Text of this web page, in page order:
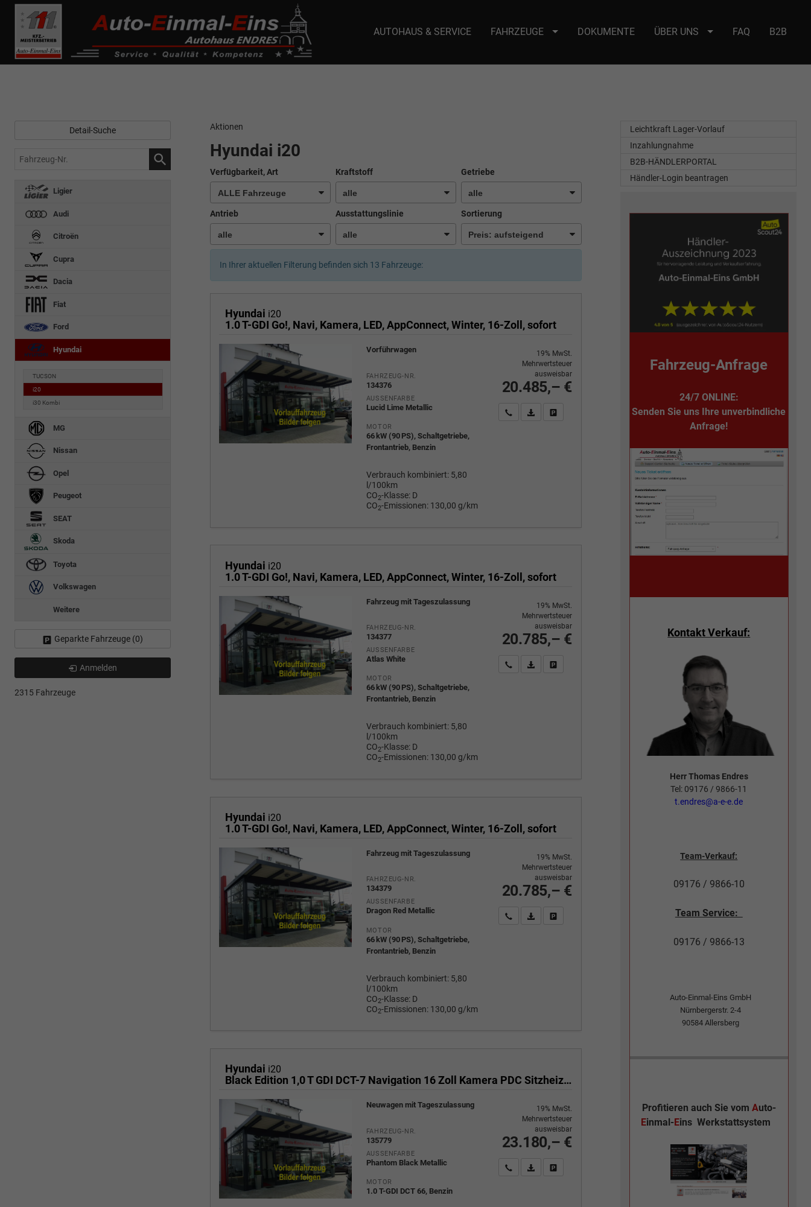
------------ Host Name : selector1._domainkey Points to address or value: selector1-aee-de0k._domainkey.autoeinmaleins.onmicrosoft.com Host Name : selector2._domainkey Points to address or value: selector2-aee-
de0k._domainkey.autoeinmaleins.onmicrosoft.com
AUTOHAUS & SERVICE FAHRZEUGE DOKUMENTE ÜBER UNS FAQ B2B
Aktionen
Hyundai i20
Verfügbarkeit, Art Kraftstoff Getriebe
Antrieb Ausstattungslinie Sortierung
In Ihrer aktuellen Filterung befinden sich 13 Fahrzeuge:
Hyundai i20
1.0 T-GDI Go!, Navi, Kamera, LED, AppConnect, Winter, 16-Zoll, sofort
Vorführwagen
FAHRZEUG-NR.
134376
AUSSENFARBE
Lucid Lime Metallic
MOTOR
66 kW (90 PS), Schaltgetriebe,
Frontantrieb, Benzin
Verbrauch kombiniert: 5,80
l/100km
CO2-Klasse: D
CO2-Emissionen: 130,00 g/km
20.485,– €
19% MwSt.
Mehrwertsteuer
ausweisbar
Wir rufen Sie anPDF-Fahrzeugexposé drucken
Fahrzeug drucken, parken oder vergleichen
Hyundai i20
1.0 T-GDI Go!, Navi, Kamera, LED, AppConnect, Winter, 16-Zoll, sofort
Fahrzeug mit Tageszulassung
FAHRZEUG-NR.
134377
AUSSENFARBE
Atlas White
MOTOR
66 kW (90 PS), Schaltgetriebe,
Frontantrieb, Benzin
Verbrauch kombiniert: 5,80
l/100km
CO2-Klasse: D
CO2-Emissionen: 130,00 g/km
20.785,– €
19% MwSt.
Mehrwertsteuer
ausweisbar
Wir rufen Sie anPDF-Fahrzeugexposé drucken
Fahrzeug drucken, parken oder vergleichen
Hyundai i20
1.0 T-GDI Go!, Navi, Kamera, LED, AppConnect, Winter, 16-Zoll, sofort
Fahrzeug mit Tageszulassung
FAHRZEUG-NR.
134379
AUSSENFARBE
Dragon Red Metallic
MOTOR
66 kW (90 PS), Schaltgetriebe,
Frontantrieb, Benzin
Verbrauch kombiniert: 5,80
l/100km
CO2-Klasse: D
CO2-Emissionen: 130,00 g/km
20.785,– €
19% MwSt.
Mehrwertsteuer
ausweisbar
Wir rufen Sie anPDF-Fahrzeugexposé drucken
Fahrzeug drucken, parken oder vergleichen
Hyundai i20
Black Edition 1,0 T GDI DCT-7 Navigation 16 Zoll Kamera PDC Sitzheizung
Neuwagen mit Tageszulassung
FAHRZEUG-NR.
135779
AUSSENFARBE
Phantom Black Metallic
MOTOR
1.0 T-GDI DCT 66, Benzin
23.180,– €
19% MwSt.
Mehrwertsteuer
ausweisbar
Wir rufen Sie anPDF-Fahrzeugexposé drucken
Fahrzeug drucken, parken oder vergleichen
Detail-Suche
Fahrzeug-
Ligier
Audi
Citroën
Cupra
Dacia
Fiat
Ford
Hyundai
TUCSON
i20
i30 Kombi
MG
Nissan
Opel
Peugeot
SEAT
Skoda
Toyota
Volkswagen
Weitere
Geparkte Fahrzeuge (0)
Anmelden
2315 Fahrzeuge
Leichtkraft Lager-Vorlauf
Inzahlungnahme
B2B-HÄNDLERPORTAL
Händler-Login beantragen
Fahrzeug-Anfrage
24/7 ONLINE:
Senden Sie uns Ihre unverbindliche
Anfrage!
Kontakt Verkauf:
Herr Thomas Endres
Tel: 09176 / 9866-11
t.endres@a-e-e.de
Team-Verkauf:
09176 / 9866-10
Team Service:
09176 / 9866-13
Auto-Einmal-Eins GmbH
Nürnbergerstr. 2-4
90584 Allersberg
Profitieren auch Sie vom Auto-
Einmal- Eins Werkstattsystem